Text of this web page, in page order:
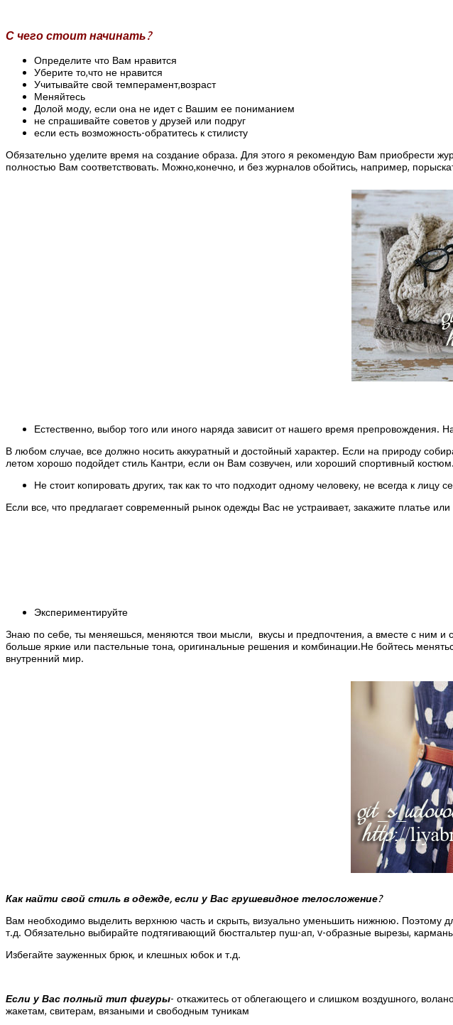
С чего стоит начинать?
Определите что Вам нравится
Уберите то,что не нравится
Учитывайте свой темперамент,возраст
Меняйтесь
Долой моду, если она не идет с Вашим ее пониманием
не спрашивайте советов у друзей или подруг
если есть возможность-обратитесь к стилисту
Обязательно уделите время на создание образа. Для этого я рекомендую Вам приобрести
полностью Вам соответствовать. Можно,конечно, и без журналов обойтись, например,
Естественно, выбор того или иного наряда зависит от нашего время препровождения.
В любом случае, все должно носить аккуратный и достойный характер. Если на природу
летом хорошо подойдет стиль Кантри, если он Вам созвучен, или хороший спортивный костюм.
Не стоит копировать других, так как то что подходит одному человеку, не всегда к лицу
Если все, что предлагает современный рынок одежды Вас не устраивает, закажите платье
Экспериментируйте
Знаю по себе, ты меняешься, меняются твои мысли, вкусы и предпочтения, а вместе с ним
больше яркие или пастельные тона, оригинальные решения и комбинации.Не бойтесь
внутренний мир.
Как найти свой стиль в одежде, если у Вас грушевидное телосложение?
Вам необходимо выделить верхнюю часть и скрыть, визуально уменьшить нижнюю. Поэтому
т.д. Обязательно выбирайте подтягивающий бюстгальтер пуш-ап, v-образные вырезы,
Избегайте зауженных брюк, и клешных юбок и т.д.
Если у Вас полный тип фигуры- откажитесь от облегающего и слишком воздушного,
жакетам, свитерам, вязаными и свободным туникам